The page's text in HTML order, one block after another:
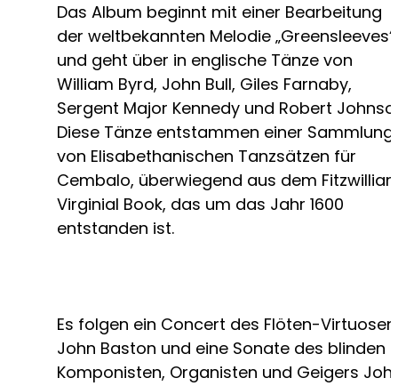
Das Album beginnt mit einer Bearbeitung
der weltbekannten Melodie „Greensleeves“
und geht über in englische Tänze von
William Byrd, John Bull, Giles Farnaby,
Sergent Major Kennedy und Robert
Diese Tänze entstammen einer Sammlung
von Elisabethanischen Tanzsätzen für
Cembalo, überwiegend aus dem
Virginial Book, das um das Jahr 1600
entstanden ist.
Es folgen ein Concert des Flöten-Virtuosen
John Baston und eine Sonate des blinden
Komponisten, Organisten und Geigers